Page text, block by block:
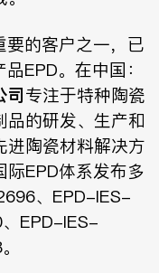
要的客户之一，已
EPD。 在中国：
司专注于特种陶瓷
的研发、生产和
进陶瓷材料解决方
EPD体系发布多
、 EPD-IES-
、 EPD-IES-
。